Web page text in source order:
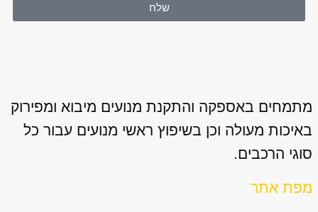
שלח
מתמחים באספקה והתקנת מנועים מיבוא ומפירוק
באיכות מעולה וכן בשיפוץ ראשי מנועים עבור כל
סוגי הרכבים.
מפת אתר